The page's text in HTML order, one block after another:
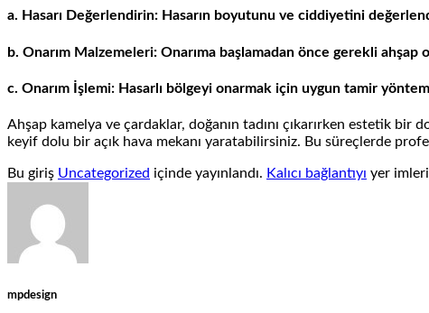
a. Hasarı Değerlendirin: Hasarın boyutunu ve ciddiyetini
b. Onarım Malzemeleri: Onarıma başlamadan önce gerekli ahşap
c. Onarım İşlemi: Hasarlı bölgeyi onarmak için uygun tamir
Ahşap kamelya ve çardaklar, doğanın tadını çıkarırken estetik
keyif dolu bir açık hava mekanı yaratabilirsiniz. Bu süreçlerde
Bu giriş Uncategorized içinde yayınlandı. Kalıcı bağlantıyı yer
mpdesign